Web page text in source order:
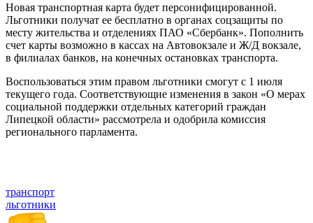
Новая транспортная карта будет персонифицированной.
Льготники получат ее бесплатно в органах соцзащиты по
месту жительства и отделениях ПАО «Сбербанк». Пополнить
счет карты возможно в кассах на Автовокзале и Ж/Д вокзале,
в филиалах банков, на конечных остановках транспорта.
Воспользоваться этим правом льготники смогут с 1 июля
текущего года. Соответствующие изменения в закон «О мерах
социальной поддержки отдельных категорий граждан
Липецкой области» рассмотрела и одобрила комиссия
регионального парламента.
транспорт
льготники